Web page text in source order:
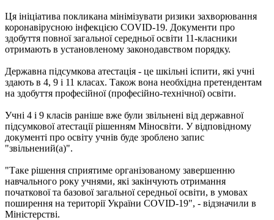
Ця ініціатива покликана мінімізувати ризики захворювання
коронавірусною інфекцією COVID-19. Документи про
здобуття повної загальної середньої освіти 11-класники
отримають в установленому законодавством порядку.
Державна підсумкова атестація - це шкільні іспити, які учні
здають в 4, 9 і 11 класах. Також вона необхідна претендентам
на здобуття професійної (професійно-технічної) освіти.
Учні 4 і 9 класів раніше вже були звільнені від державної
підсумкової атестації рішенням Міносвіти. У відповідному
документі про освіту учнів буде зроблено запис
"звільнений(а)".
"Таке рішення сприятиме організованому завершенню
навчального року учнями, які закінчують отримання
початкової та базової загальної середньої освіти, в умовах
поширення на території України COVID-19", - відзначили в
Міністерстві.